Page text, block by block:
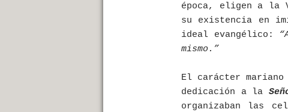
época, eligen a la
su existencia en
ideal evangélico:
mismo.”
El carácter mariano
dedicación a la
organizaban las